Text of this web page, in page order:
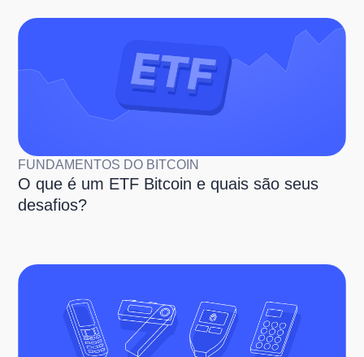
FUNDAMENTOS DO BITCOIN
O que é um ETF Bitcoin e quais são seus
desafios?